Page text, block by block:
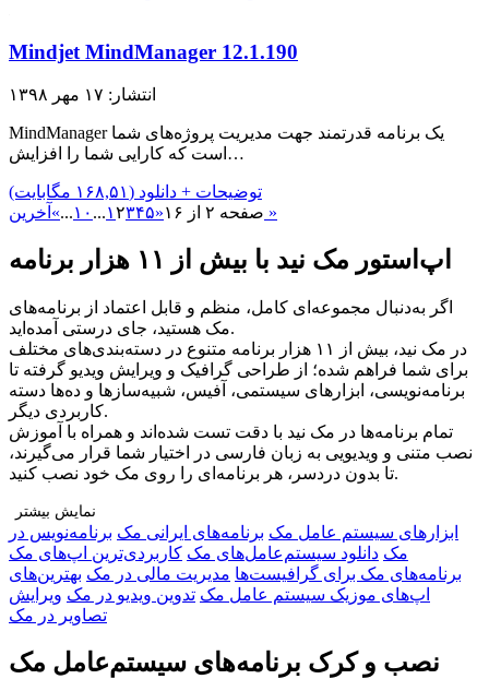
Mindjet MindManager 12.1.190
انتشار: ۱۷ مهر ۱۳۹۸
MindManager یک برنامه قدرتمند جهت مدیریت پروژه‌های شما
است که کارایی شما را افزایش…
توضیحات + دانلود (۱۶۸,۵۱ مگابایت)
صفحه ۲ از ۱۶
« ۱۲۳۴۵ ... ۱۰...
» آخرین »
اپ‌استور مک نید با بیش از ۱۱ هزار برنامه
اگر به‌دنبال مجموعه‌ای کامل، منظم و قابل اعتماد از برنامه‌های
مک هستید، جای درستی آمده‌اید.
در مک نید، بیش از ۱۱ هزار برنامه متنوع در دسته‌بندی‌های مختلف
برای شما فراهم شده؛ از طراحی گرافیک و ویرایش ویدیو گرفته تا
برنامه‌نویسی، ابزارهای سیستمی، آفیس، شبیه‌سازها و ده‌ها دسته
کاربردی دیگر.
تمام برنامه‌ها در مک نید با دقت تست شده‌اند و همراه با آموزش
نصب متنی و ویدیویی به زبان فارسی در اختیار شما قرار می‌گیرند،
تا بدون دردسر، هر برنامه‌ای را روی مک خود نصب کنید.
چرا مک نید را انتخاب کنید؟
🔹 تنوع بی‌نظیر: دسترسی به هزاران برنامه در دسته‌بندی‌های
مختلف برای هر نوع نیاز
🔹 راهنمای نصب کامل: آموزش قدم‌به‌قدم متنی و ویدیویی برای هر
برنامه
🔹 پشتیبانی اختصاصی و نصب رایگان: اگر به مشکلی برخوردید، تیم
ما همراه شماست
نمایش بیشتر
ابزار‌های سیستم عامل مک برنامه‌های ایرانی مک برنامه‌نویس در
مک دانلود سیستم‌عامل‌های مک کاربردی‌ترین اپ‌های مک
برنامه‌های مک برای گرافیست‌ها مدیریت مالی در مک بهترین‌های
اپ‌های موزیک سیستم عامل مک تدوین ویدیو در مک ویرایش
تصاویر در مک
نصب و کرک برنامه‌های سیستم‌عامل مک